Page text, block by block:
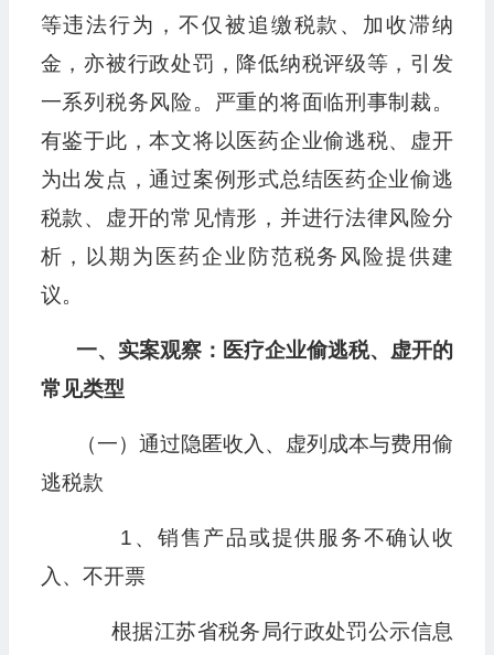
等违法行为，不仅被追缴税款、加收滞纳
金，亦被行政处罚，降低纳税评级等，引发
一系列税务风险。严重的将面临刑事制裁。
有鉴于此，本文将以医药企业偷逃税、虚开
为出发点，通过案例形式总结医药企业偷逃
税款、虚开的常见情形，并进行法律风险分
析，以期为医药企业防范税务风险提供建
议。
一、实案观察：医疗企业偷逃税、虚开的
常见类型
（一）通过隐匿收入、虚列成本与费用偷
逃税款
1、销售产品或提供服务不确认收
入、不开票
根据江苏省税务局行政处罚公示信息